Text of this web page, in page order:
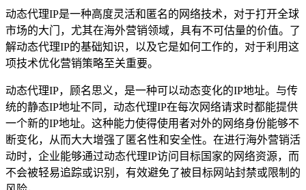
动态代理IP是一种高度灵活和匿名的网络技术，对于打开全球
市场的大门，尤其在海外营销领域，具有不可估量的价值。了
解动态代理IP的基础知识，以及它是如何工作的，对于利用这
项技术优化营销策略至关重要。
动态代理IP，顾名思义，是一种可以动态变化的IP地址。与传
统的静态IP地址不同，动态代理IP在每次网络请求时都能提供
一个新的IP地址。这种能力使得使用者对外的网络身份能够不
断变化，从而大大增强了匿名性和安全性。在进行海外营销活
动时，企业能够通过动态代理IP访问目标国家的网络资源，而
不会被轻易追踪或识别，有效避免了被目标网站封禁或限制的